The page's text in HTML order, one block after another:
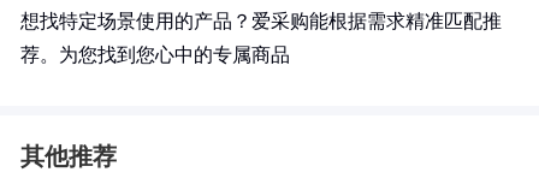
想找特定场景使用的产品？爱采购能根据需求精准匹配推
荐。为您找到您心中的专属商品
其他推荐